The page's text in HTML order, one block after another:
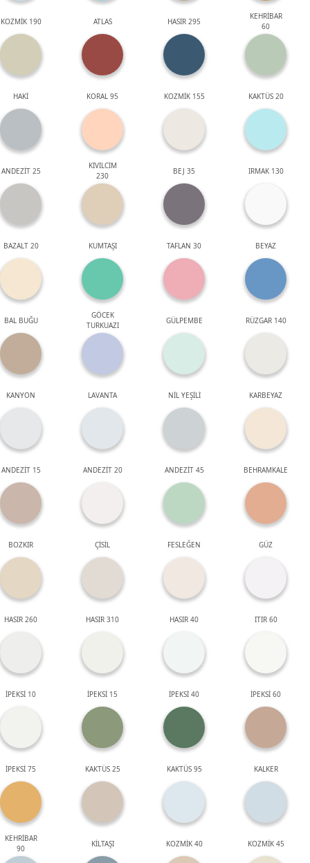
KOZMİK 190 ATLAS HASIR 295
KEHRİBAR
60
HAKİ KORAL 95 KOZMİK 155 KAKTÜS 20
ANDEZİT 25
KIVILCIM
230
BEJ 35 IRMAK 130
BAZALT 20 KUMTAŞI TAFLAN 30 BEYAZ
BAL BUĞU
GÖCEK
TURKUAZI
GÜLPEMBE RÜZGAR 140
KANYON LAVANTA NİL YEŞİLİ KARBEYAZ
ANDEZİT 15 ANDEZİT 20 ANDEZİT 45 BEHRAMKALE
BOZKIR ÇİSİL FESLEĞEN GÜZ
HASIR 260 HASIR 310 HASIR 40 ITIR 60
İPEKSİ 10 İPEKSİ 15 İPEKSİ 40 İPEKSİ 60
İPEKSİ 75 KAKTÜS 25 KAKTÜS 95 KALKER
KEHRİBAR
90
KİLTAŞI KOZMİK 40 KOZMİK 45